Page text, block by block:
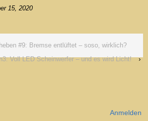
15, 2020
#9: Bremse entlüftet – soso, wirklich?
Voll LED Scheinwerfer – und es wird Licht!
›
Anmelden